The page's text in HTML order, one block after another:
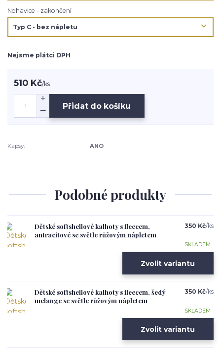
Nohavice - zakončení
Nejsme plátci DPH
510 Kč/ks
Přidat do košíku
Kapsy: ANO
Podobné produkty
Dětské softshellové kalhoty s fleecem,
antracitové se světle růžovým nápletem
350 Kč/ks
SKLADEM
Zvolit variantu
Dětské softshellové kalhoty s fleecem, šedý
melange se světle růžovým nápletem
350 Kč/ks
SKLADEM
Zvolit variantu